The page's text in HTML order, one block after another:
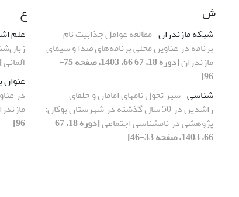
ش
شبکه مازندران مطالعه عوامل جذابیت نام
برنامه در عناوین محلی برنامه‌های صدا و سیمای
مازندران
[دوره 18، 67 66، 1403، صفحه 75-
96]
شناسی­ سیر تحول نام­های امامان و خلفای
راشدین در 50 سال گذشته در شهرستان بوکان:
پژوهشی در نام­شناسی اجتماعی
[دوره 18، 67
66، 1403، صفحه 33-46]
ع
علم
آلمانی
عنوان
در
96]